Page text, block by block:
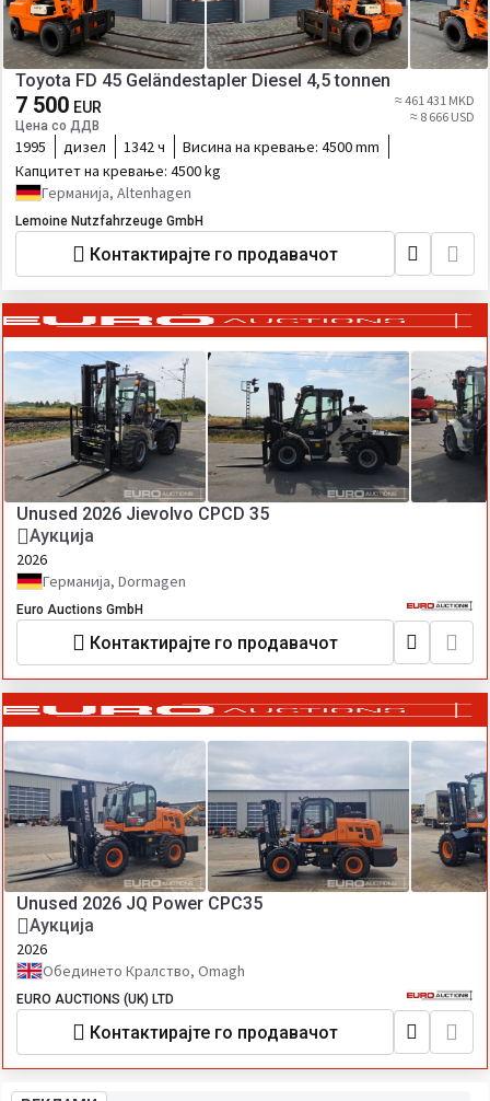
Toyota FD 45 Geländestapler Diesel 4,5 tonnen
7 500 EUR
Цена со ДДВ
≈ 461 431 MKD
≈ 8 666 USD
1995 дизел 1342 ч Висина на кревање: 4500 mm
Капцитет на кревање: 4500 kg
Германија, Altenhagen
Lemoine Nutzfahrzeuge GmbH
Контактирајте го продавачот
Unused 2026 Jievolvo CPCD 35
Аукција
2026
Германија, Dormagen
Euro Auctions GmbH
Контактирајте го продавачот
Unused 2026 JQ Power CPC35
Аукција
2026
Обединето Кралство, Omagh
EURO AUCTIONS (UK) LTD
Контактирајте го продавачот